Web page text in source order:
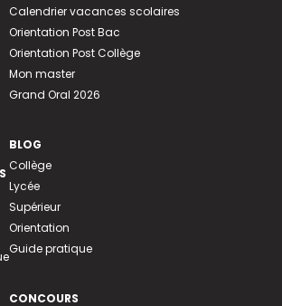
Calendrier vacances scolaires
Orientation Post Bac
Orientation Post Collège
Mon master
Grand Oral 2026
BLOG
Collège
Lycée
Supérieur
Orientation
Guide pratique
CONCOURS